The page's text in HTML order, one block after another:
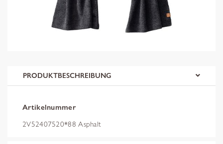
PRODUKTBESCHREIBUNG
Artikelnummer
2V52407520*88 Asphalt